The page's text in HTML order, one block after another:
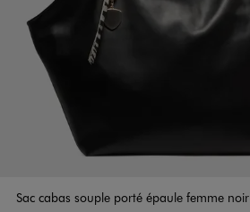
Sac cabas souple porté épaule femme noir